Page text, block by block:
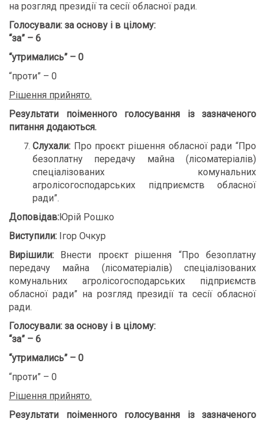
на розгляд президії та сесії обласної ради.
Голосували: за основу і в цілому:
“за” – 6
“утримались” – 0
“проти” – 0
Рішення прийнято.
Результати поіменного голосування із зазначеного
питання додаються.
Слухали: Про проєкт рішення обласної ради “Про
безоплатну передачу майна (лісоматеріалів)
спеціалізованих комунальних
агролісогосподарських підприємств обласної
ради”.
Доповідав:Юрій Рошко
Виступили: Ігор Очкур
Вирішили: Внести проєкт рішення “Про безоплатну
передачу майна (лісоматеріалів) спеціалізованих
комунальних агролісогосподарських підприємств
обласної ради” на розгляд президії та сесії обласної
ради.
Голосували: за основу і в цілому:
“за” – 6
“утримались” – 0
“проти” – 0
Рішення прийнято.
Результати поіменного голосування із зазначеного